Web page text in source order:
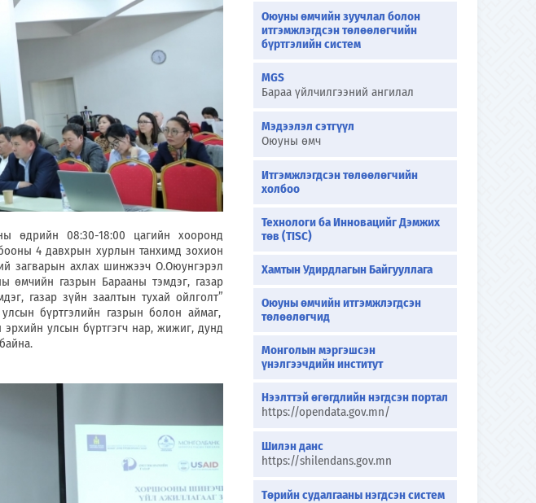
өдрийн 08:30-18:00 цагийн хооронд
4 давхрын хурлын танхимд зохион
загварын ахлах шинжээч О.Оюунгэрэл
өмчийн газрын Барааны тэмдэг, газар
газар зүйн заалтын тухай ойлголт”
бүртгэлийн газрын болон аймаг,
эрхийн улсын бүртгэгч нар, жижиг, дунд
Оюуны өмчийн зуучлал болон
итгэмжлэгдсэн төлөөлөгчийн
бүртгэлийн систем
MGS
Бараа үйлчилгээний ангилал
Мэдээлэл сэтгүүл
Оюуны өмч
Итгэмжлэгдсэн төлөөлөгчийн
холбоо
Технологи ба Инновацийг Дэмжих
төв (TISC)
Хамтын Удирдлагын Байгууллага
Оюуны өмчийн итгэмжлэгдсэн
төлөөлөгчид
Монголын мэргэшсэн
үнэлгээчдийн институт
Нээлттэй өгөгдлийн нэгдсэн портал
https://opendata.gov.mn/
Шилэн данс
https://shilendans.gov.mn
Төрийн судалгааны нэгдсэн систем